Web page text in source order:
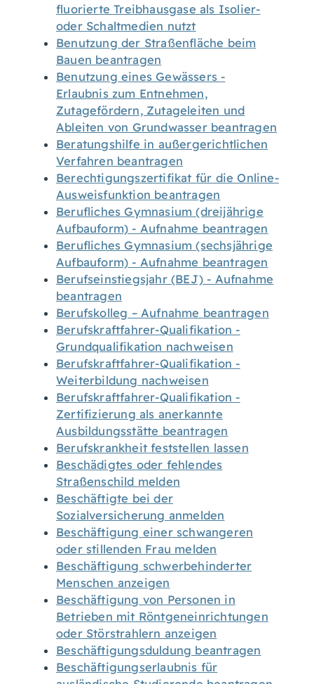
fluorierte Treibhausgase als Isolier-
oder Schaltmedien nutzt
Benutzung der Straßenfläche beim
Bauen beantragen
Benutzung eines Gewässers -
Erlaubnis zum Entnehmen,
Zutagefördern, Zutageleiten und
Ableiten von Grundwasser beantragen
Beratungshilfe in außergerichtlichen
Verfahren beantragen
Berechtigungszertifikat für die Online-
Ausweisfunktion beantragen
Berufliches Gymnasium (dreijährige
Aufbauform) - Aufnahme beantragen
Berufliches Gymnasium (sechsjährige
Aufbauform) - Aufnahme beantragen
Berufseinstiegsjahr (BEJ) - Aufnahme
beantragen
Berufskolleg – Aufnahme beantragen
Berufskraftfahrer-Qualifikation -
Grundqualifikation nachweisen
Berufskraftfahrer-Qualifikation -
Weiterbildung nachweisen
Berufskraftfahrer-Qualifikation -
Zertifizierung als anerkannte
Ausbildungsstätte beantragen
Berufskrankheit feststellen lassen
Beschädigtes oder fehlendes
Straßenschild melden
Beschäftigte bei der
Sozialversicherung anmelden
Beschäftigung einer schwangeren
oder stillenden Frau melden
Beschäftigung schwerbehinderter
Menschen anzeigen
Beschäftigung von Personen in
Betrieben mit Röntgeneinrichtungen
oder Störstrahlern anzeigen
Beschäftigungsduldung beantragen
Beschäftigungserlaubnis für